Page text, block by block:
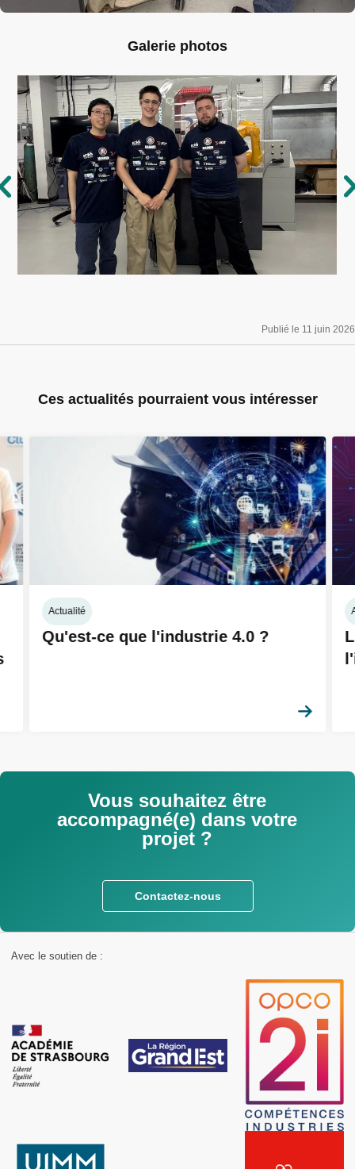
Galerie photos
Publié le 11 juin 2026
Ces actualités pourraient vous intéresser
Actualité
Qu'est-ce que l'industrie 4.0 ?
Vous souhaitez être
accompagné(e) dans votre
projet ?
Contactez-nous
Avec le soutien de :